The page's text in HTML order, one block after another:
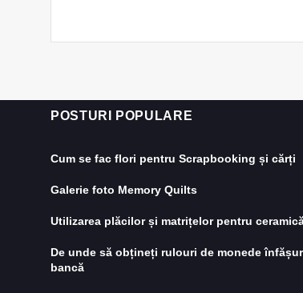
POSTURI POPULARE
Cum se fac flori pentru Scrapbooking și cărți
Galerie foto Memory Quilts
Utilizarea plăcilor și matrițelor pentru
De unde să obțineți rulouri de monede
bancă